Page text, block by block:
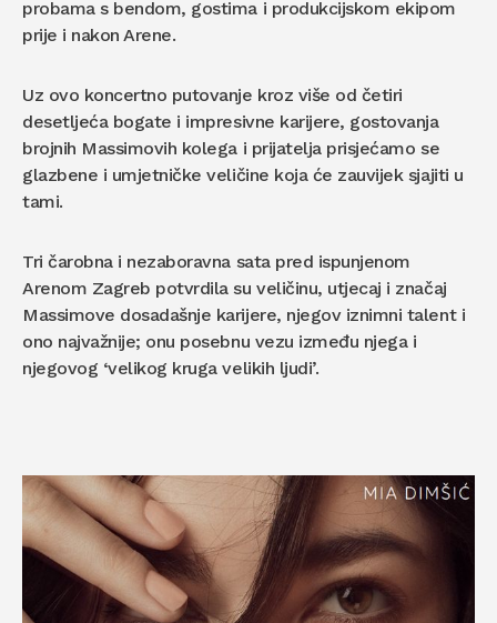
probama s bendom, gostima i produkcijskom ekipom
prije i nakon Arene.
Uz ovo koncertno putovanje kroz više od četiri
desetljeća bogate i impresivne karijere, gostovanja
brojnih Massimovih kolega i prijatelja prisjećamo se
glazbene i umjetničke veličine koja će zauvijek sjajiti u
tami.
Tri čarobna i nezaboravna sata pred ispunjenom
Arenom Zagreb potvrdila su veličinu, utjecaj i značaj
Massimove dosadašnje karijere, njegov iznimni talent i
ono najvažnije; onu posebnu vezu između njega i
njegovog ‘velikog kruga velikih ljudi’.